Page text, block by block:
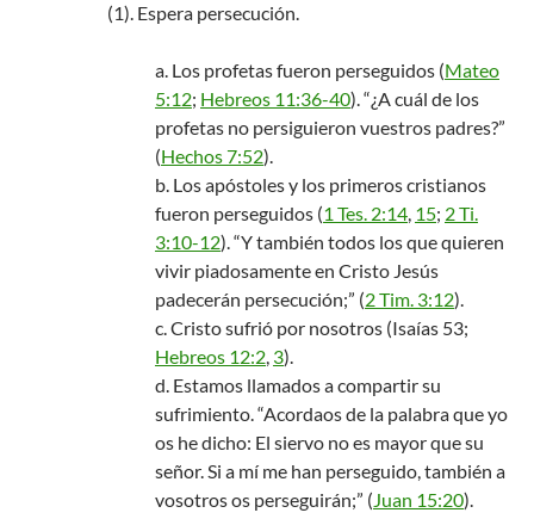
(1). Espera persecución.
a. Los profetas fueron perseguidos (Mateo
5:12; Hebreos 11:36-40). “¿A cuál de los
profetas no persiguieron vuestros padres?”
(Hechos 7:52).
b. Los apóstoles y los primeros cristianos
fueron perseguidos (1 Tes. 2:14, 15; 2 Ti.
3:10-12). “Y también todos los que quieren
vivir piadosamente en Cristo Jesús
padecerán persecución;” (2 Tim. 3:12).
c. Cristo sufrió por nosotros (Isaías 53;
Hebreos 12:2, 3).
d. Estamos llamados a compartir su
sufrimiento. “Acordaos de la palabra que yo
os he dicho: El siervo no es mayor que su
señor. Si a mí me han perseguido, también a
vosotros os perseguirán;” (Juan 15:20).